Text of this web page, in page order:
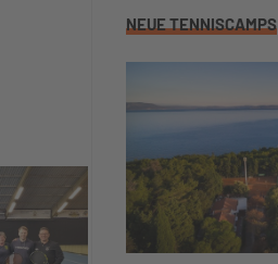
NEUE TENNISCAMPS